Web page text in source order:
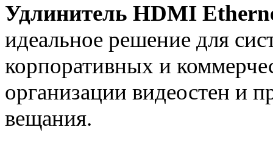
Удлинитель HDMI
идеальное решение для
корпоративных и
организации видеостен и
вещания.